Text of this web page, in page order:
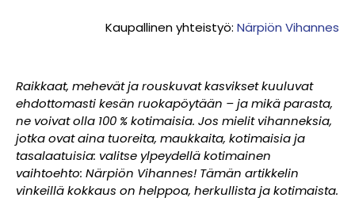
Kaupallinen yhteistyö: Närpiön Vihannes
Raikkaat, mehevät ja rouskuvat kasvikset kuuluvat
ehdottomasti kesän ruokapöytään – ja mikä parasta,
ne voivat olla 100 % kotimaisia. Jos mielit vihanneksia,
jotka ovat aina tuoreita, maukkaita, kotimaisia ja
tasalaatuisia: valitse ylpeydellä kotimainen
vaihtoehto: Närpiön Vihannes! Tämän artikkelin
vinkeillä kokkaus on helppoa, herkullista ja kotimaista.